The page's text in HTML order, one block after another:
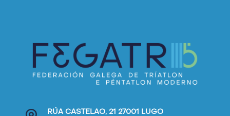
RÚA CASTELAO, 21 27001 LUGO